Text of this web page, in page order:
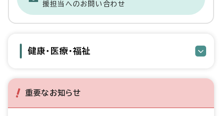
援担当へのお問い合わせ
健康・医療・福祉
重要なお知らせ